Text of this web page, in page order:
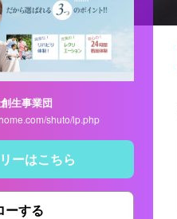
生事業団
shuto/lp.php
ーはこちら
ーする